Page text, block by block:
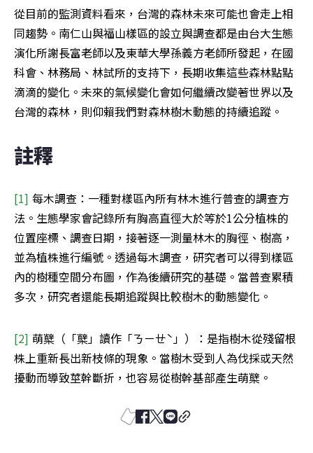
從目前的監測資料看來，台灣的森林未來可能也會走上相
同趨勢。南仁山與福山樣區的設立與調查都是由台大生態
演化所謝長富老師以及東華大學孫義方老師所發起，在國
科會、林務局、林試所的支持下，長期收集這些森林點點
滴滴的變化。未來的氣候變化會如何繼續改變著世界以及
台灣的森林，則仰賴我們對森林樹木動態的持續追蹤。
註釋
[1] 每木調查：一種對樣區內所有林木進行普查的調查方
法。生態學家會記錄所有胸高直徑大於等於1公分植株的
位置座標、調查日期，接著逐一測量林木的胸徑、樹高，
並為植株進行編號。透過每木調查，研究者可以得到樣區
內的樹種空間分布圖，作為後續研究的基礎。當普查累積
多次，研究者還能長期追蹤與比較樹木的動態變化。
[2] 萌櫱（「櫱」讀作「ㄋㄧㄝˋ」）：是指樹木從殘留根
株上重新長出新枝條的現象。當樹木受到人為伐採或天然
擾動而導致莖幹斷折，也容易從樹幹基部產生萌櫱。